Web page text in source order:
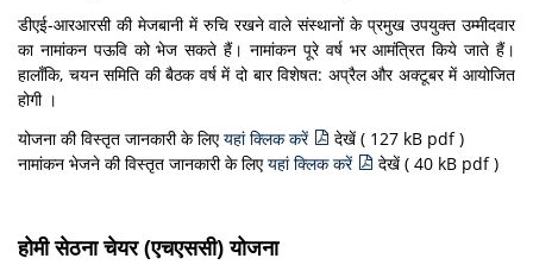
डीएई-आरआरसी की मेजबानी में रुचि रखने वाले संस्थानों के प्रमुख उपयुक्त उम्मीदवार
का नामांकन पऊवि को भेज सकते हैं। नामांकन पूरे वर्ष भर आमंत्रित किये जाते हैं।
हालाँकि, चयन समिति की बैठक वर्ष में दो बार विशेषत: अप्रैल और अक्टूबर में आयोजित
होगी ।
योजना की विस्तृत जानकारी के लिएयहां क्लिक करें
देखें ( 127 kB pdf )
नामांकन भेजने की विस्तृत जानकारी के लिएयहां क्लिक करें देखें ( 40 kB pdf )
होमी सेठना चेयर (एचएससी) योजना